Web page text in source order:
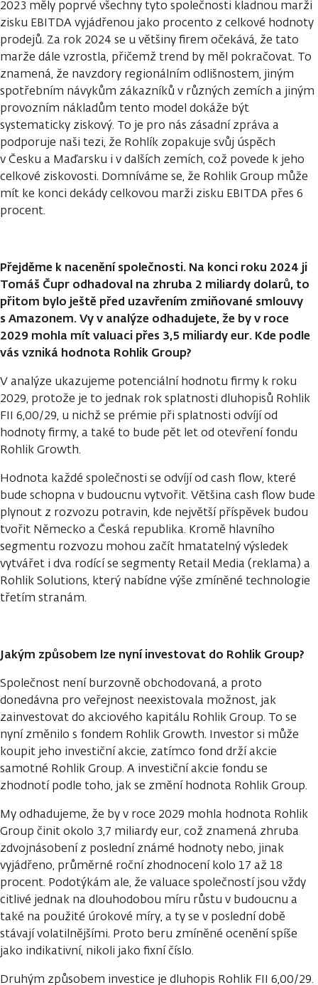
2023 měly poprvé všechny tyto společnosti kladnou marži
zisku EBITDA vyjádřenou jako procento z celkové hodnoty
prodejů. Za rok 2024 se u většiny firem očekává, že tato
marže dále vzrostla, přičemž trend by měl pokračovat. To
znamená, že navzdory regionálním odlišnostem, jiným
spotřebním návykům zákazníků v různých zemích a jiným
provozním nákladům tento model dokáže být
systematicky ziskový. To je pro nás zásadní zpráva a
podporuje naši tezi, že Rohlík zopakuje svůj úspěch
v Česku a Maďarsku i v dalších zemích, což povede k jeho
celkové ziskovosti. Domníváme se, že Rohlik Group může
mít ke konci dekády celkovou marži zisku EBITDA přes 6
procent.
Přejděme k nacenění společnosti. Na konci roku 2024 ji
Tomáš Čupr odhadoval na zhruba 2 miliardy dolarů, to
přitom bylo ještě před uzavřením zmiňované smlouvy
s Amazonem. Vy v analýze odhadujete, že by v roce
2029 mohla mít valuaci přes 3,5 miliardy eur. Kde podle
vás vzniká hodnota Rohlik Group?
V analýze ukazujeme potenciální hodnotu firmy k roku
2029, protože je to jednak rok splatnosti dluhopisů Rohlik
FII 6,00/29, u nichž se prémie při splatnosti odvíjí od
hodnoty firmy, a také to bude pět let od otevření fondu
Rohlik Growth.
Hodnota každé společnosti se odvíjí od cash flow, které
bude schopna v budoucnu vytvořit. Většina cash flow bude
plynout z rozvozu potravin, kde největší příspěvek budou
tvořit Německo a Česká republika. Kromě hlavního
segmentu rozvozu mohou začít hmatatelný výsledek
vytvářet i dva rodící se segmenty Retail Media (reklama) a
Rohlik Solutions, který nabídne výše zmíněné technologie
třetím stranám.
Jakým způsobem lze nyní investovat do Rohlik Group?
Společnost není burzovně obchodovaná, a proto
donedávna pro veřejnost neexistovala možnost, jak
zainvestovat do akciového kapitálu Rohlik Group. To se
nyní změnilo s fondem Rohlik Growth. Investor si může
koupit jeho investiční akcie, zatímco fond drží akcie
samotné Rohlik Group. A investiční akcie fondu se
zhodnotí podle toho, jak se změní hodnota Rohlik Group.
My odhadujeme, že by v roce 2029 mohla hodnota Rohlik
Group činit okolo 3,7 miliardy eur, což znamená zhruba
zdvojnásobení z poslední známé hodnoty nebo, jinak
vyjádřeno, průměrné roční zhodnocení kolo 17 až 18
procent. Podotýkám ale, že valuace společností jsou vždy
citlivé jednak na dlouhodobou míru růstu v budoucnu a
také na použité úrokové míry, a ty se v poslední době
stávají volatilnějšími. Proto beru zmíněné ocenění spíše
jako indikativní, nikoli jako fixní číslo.
Druhým způsobem investice je dluhopis Rohlik FII 6,00/29.